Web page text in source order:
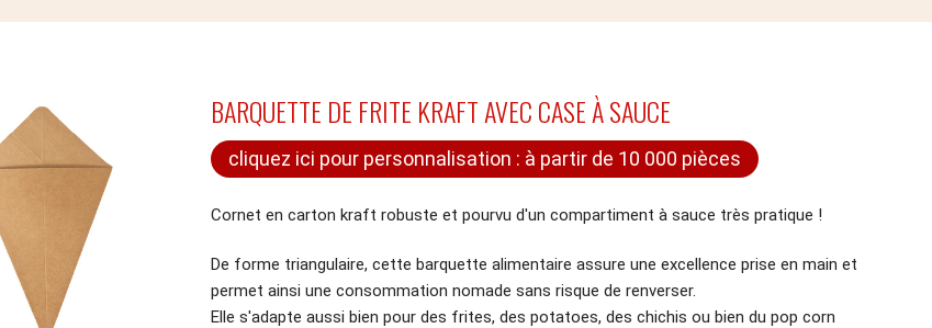
BARQUETTE DE FRITE KRAFT AVEC CASE À SAUCE
cliquez ici pour personnalisation : à partir de 10 000 pièces
Cornet en carton kraft robuste et pourvu d'un compartiment à sauce très pratique !
De forme triangulaire, cette barquette alimentaire assure une excellence prise en main et
permet ainsi une consommation nomade sans risque de renverser.
Elle s'adapte aussi bien pour des frites, des potatoes, des chichis ou bien du pop corn